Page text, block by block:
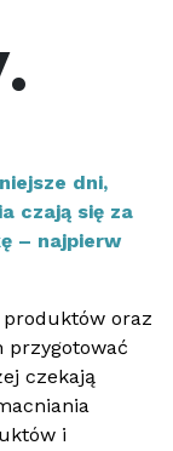
dni,
czają się za
– najpierw
oraz
przygotować
czekają
i